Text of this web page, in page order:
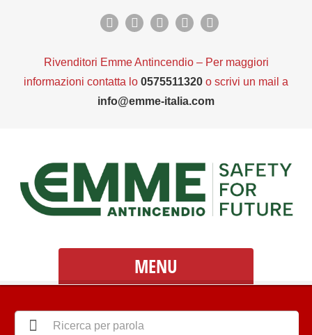
Rivenditori Emme Antincendio – Per maggiori
informazioni contatta lo 0575511320 o scrivi un mail a
info@emme-italia.com
MENU